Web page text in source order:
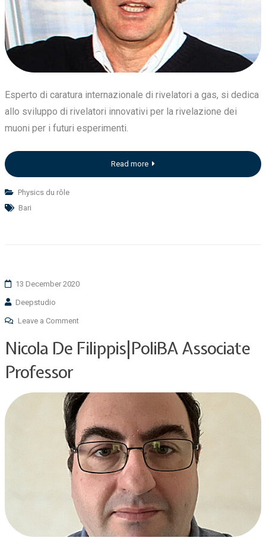
Esperto di caratura internazionale di rivelatori a gas, si dedica
allo sviluppo di rivelatori innovativi per la rivelazione dei
muoni per i futuri esperimenti.
Read more
Physics du rôle
Bari
13 December 2020
Deepstudio
Leave a Comment
Nicola De Filippis|PoliBA Associate
Professor